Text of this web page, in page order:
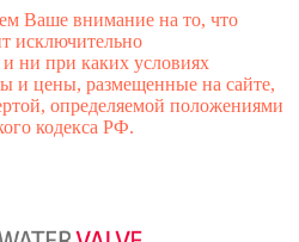
Ваше внимание на то, что
исключительно
ни при каких условиях
и цены, размещенные на сайте,
определяемой положениями
кодекса РФ.